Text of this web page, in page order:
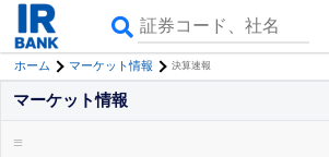
ホーム マーケット情報 決算速報
マーケット情報